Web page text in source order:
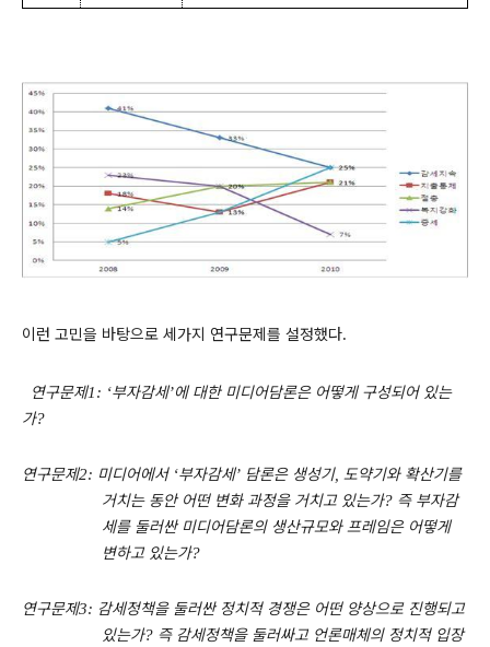
이런 고민을 바탕으로 세가지 연구문제를 설정했다.
연구문제1: ‘부자감세’에 대한 미디어담론은 어떻게 구성되어 있는
가?
연구문제2: 미디어에서 ‘부자감세’ 담론은 생성기, 도약기와 확산기를
거치는 동안 어떤 변화 과정을 거치고 있는가? 즉 부자감
세를 둘러싼 미디어담론의 생산규모와 프레임은 어떻게
변하고 있는가?
연구문제3: 감세정책을 둘러싼 정치적 경쟁은 어떤 양상으로 진행되고
있는가? 즉 감세정책을 둘러싸고 언론매체의 정치적 입장